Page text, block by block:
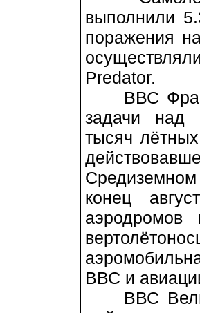
выполнили
поражения
Predator.
ВВС
задачи над
тысяч
конец
ВВС и
ВВС